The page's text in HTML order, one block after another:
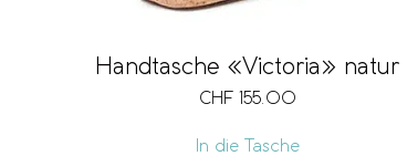
Handtasche «Victoria» natur
CHF 155.00
In die Tasche